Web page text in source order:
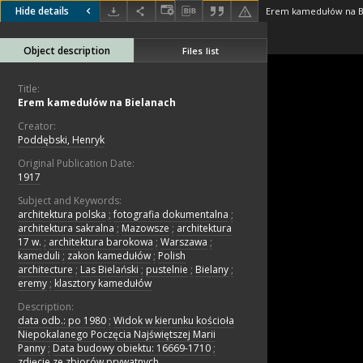
Hide details Erem kamedułów na
Object description Files list
Title:
Erem kamedułów na Bielanach
Creator:
Poddębski, Henryk
Original Publication Date:
1917
Subject and Keywords:
architektura polska ; fotografia dokumentalna ;
architektura sakralna ; Mazowsze ; architektura
17 w. ; architektura barokowa ; Warszawa ;
kameduli ; zakon kamedułów ; Polish
architecture ; Las Bielański ; pustelnie ; Bielany ;
eremy ; klasztory kamedułów
Description:
data odb.: po 1980 ; Widok w kierunku kościoła
Niepokalanego Poczęcia Najświętszej Marii
Panny ; Data budowy obiektu: 16669-1710 ;